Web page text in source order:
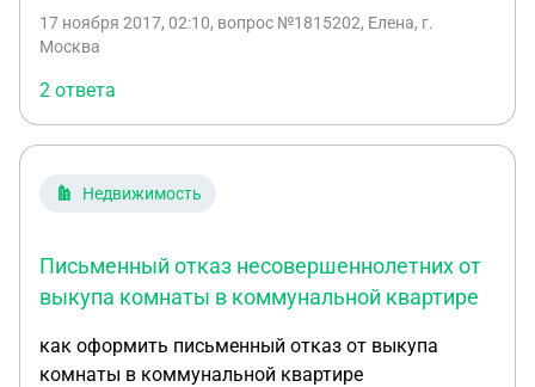
как очередникам город предоставил квартиру.
департамента не приходило никаким писем и
предложений. Какие действия могу принять я для
выкупа еще одной комнаты. Дабы не упустить
этого момента, пока они никого не заселили?
17 ноября 2017, 02:10, вопрос №1815202, Елена, г.
Москва
2 ответа
Недвижимость
Письменный отказ несовершеннолетних от
выкупа комнаты в коммунальной квартире
как оформить письменный отказ от выкупа
комнаты в коммунальной квартире